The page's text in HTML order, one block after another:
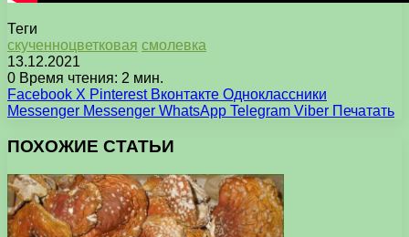
Теги
скученноцветковая смолевка
13.12.2021
0 Время чтения: 2 мин.
Facebook X Pinterest Вконтакте Одноклассники
Messenger Messenger WhatsApp Telegram Viber Печатать
ПОХОЖИЕ СТАТЬИ